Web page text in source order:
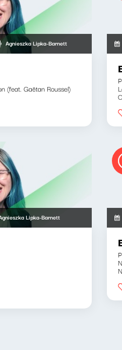
Agnieszka Lipka-Barnett
(feat. Gaëtan Roussel)
Lipka-Barnett